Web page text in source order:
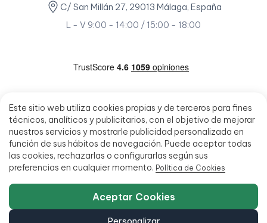
Este sitio web utiliza cookies propias y de terceros para fines
técnicos, analíticos y publicitarios, con el objetivo de mejorar
nuestros servicios y mostrarle publicidad personalizada en
función de sus hábitos de navegación. Puede aceptar todas
las cookies, rechazarlas o configurarlas según sus
preferencias en cualquier momento. Política de Cookies
Aceptar Cookies
C/ San Millán 27, 29013 Málaga, España
L - V 9:00 - 14:00 / 15:00 - 18:00